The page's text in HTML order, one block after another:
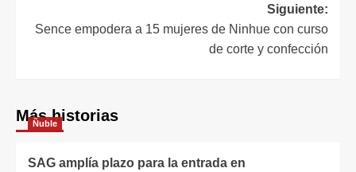
Siguiente:
Sence empodera a 15 mujeres de Ninhue con curso
de corte y confección
Más historias
Ñuble
SAG amplía plazo para la entrada en